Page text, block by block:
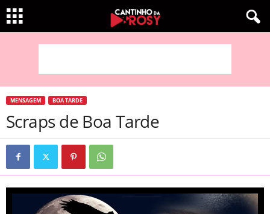
MENSAGEM BOA TARDE
Scraps de Boa Tarde